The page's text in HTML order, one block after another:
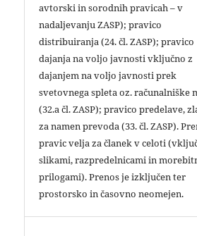
avtorski in sorodnih pravicah – v
nadaljevanju ZASP); pravico
distribuiranja (24. čl. ZASP); pravico
dajanja na voljo javnosti vključno z
dajanjem na voljo javnosti prek
svetovnega spleta oz. računalniške
(32.a čl. ZASP); pravico predelave,
za namen prevoda (33. čl. ZASP).
pravic velja za članek v celoti
slikami, razpredelnicami in
prilogami). Prenos je izključen ter
prostorsko in časovno neomejen.